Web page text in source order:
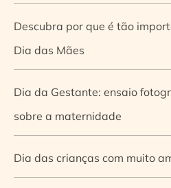
Descubra por que é tão
Dia das Mães
Dia da Gestante: ensaio
sobre a maternidade
Dia das crianças com muito